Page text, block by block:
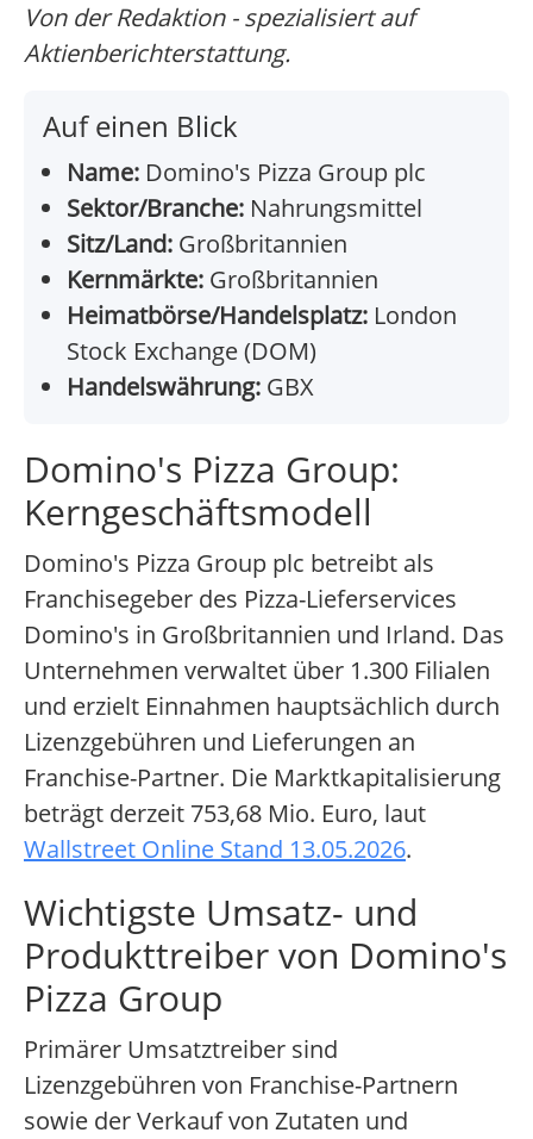
Von der Redaktion - spezialisiert auf
Aktienberichterstattung.
Auf einen Blick
Name: Domino's Pizza Group plc
Sektor/Branche: Nahrungsmittel
Sitz/Land: Großbritannien
Kernmärkte: Großbritannien
Heimatbörse/Handelsplatz: London
Stock Exchange (DOM)
Handelswährung: GBX
Domino's Pizza Group:
Kerngeschäftsmodell
Domino's Pizza Group plc betreibt als
Franchisegeber des Pizza-Lieferservices
Domino's in Großbritannien und Irland. Das
Unternehmen verwaltet über 1.300 Filialen
und erzielt Einnahmen hauptsächlich durch
Lizenzgebühren und Lieferungen an
Franchise-Partner. Die Marktkapitalisierung
beträgt derzeit 753,68 Mio. Euro, laut
Wallstreet Online Stand 13.05.2026.
Wichtigste Umsatz- und
Produkttreiber von Domino's
Pizza Group
Primärer Umsatztreiber sind
Lizenzgebühren von Franchise-Partnern
sowie der Verkauf von Zutaten und